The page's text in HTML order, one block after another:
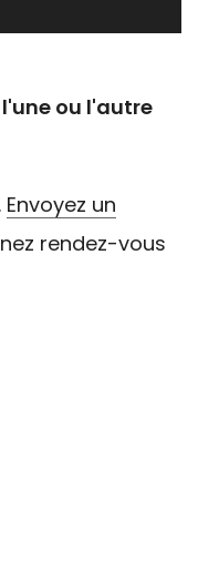
ou l'autre
Envoyez un
rendez-vous